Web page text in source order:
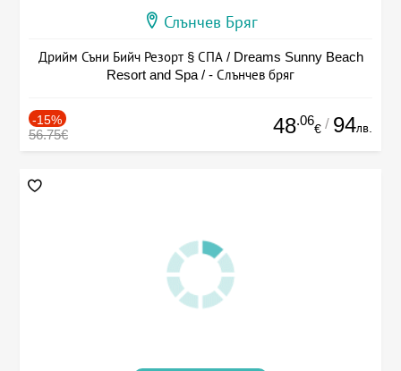
Слънчев Бряг
Дрийм Съни Бийч Резорт § СПА / Dreams Sunny Beach
Resort and Spa / - Слънчев бряг
-15%
56.75€ 48.06
€ / 94лв.